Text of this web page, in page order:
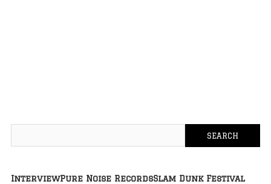
InterviewPure Noise RecordsSlam Dunk Festival